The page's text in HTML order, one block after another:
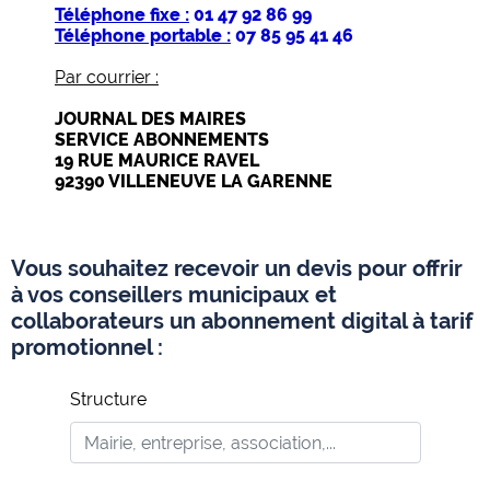
Téléphone fixe : 01 47 92 86 99
Téléphone portable : 07 85 95 41 46
Par courrier :
JOURNAL DES MAIRES
SERVICE ABONNEMENTS
19 RUE MAURICE RAVEL
92390 VILLENEUVE LA GARENNE
Vous souhaitez recevoir un devis pour offrir
à vos conseillers municipaux et
collaborateurs un abonnement digital à tarif
promotionnel :
Structure